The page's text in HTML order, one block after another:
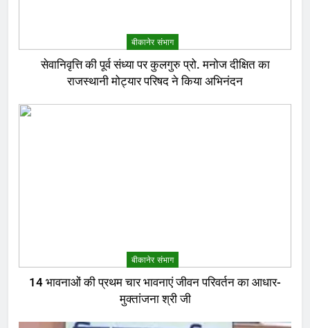
बीकानेर संभाग
सेवानिवृत्ति की पूर्व संध्या पर कुलगुरु प्रो. मनोज दीक्षित का
राजस्थानी मोट्यार परिषद ने किया अभिनंदन
बीकानेर संभाग
14 भावनाओं की प्रथम चार भावनाएं जीवन परिवर्तन का आधार-
मुक्तांजना श्री जी